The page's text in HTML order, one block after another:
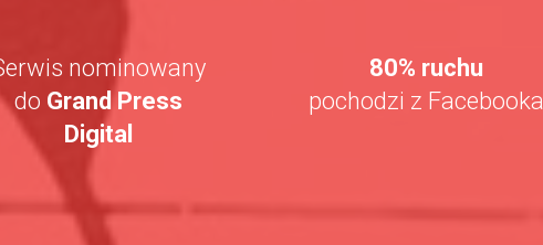
nominowany
do Grand Press
Digital
80% ruchu
pochodzi z Facebooka